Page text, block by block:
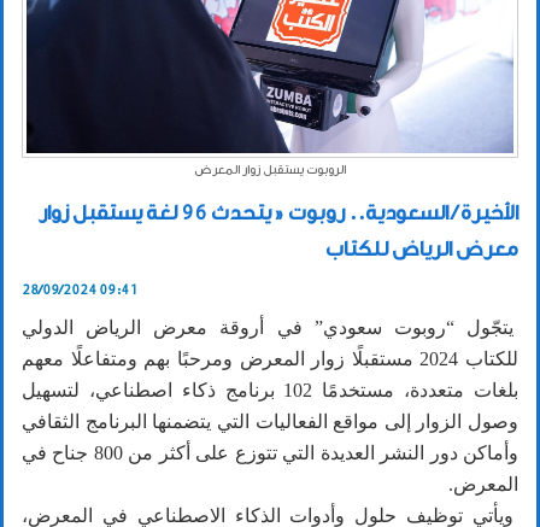
الروبوت يستقبل زوار المعرض
الأخيرة / السعودية.. روبوت « يتحدث 96 لغة يستقبل زوار
معرض الرياض للكتاب
28/09/2024 09:41
يتجّول “روبوت سعودي” في أروقة معرض الرياض الدولي
للكتاب 2024 مستقبلًا زوار المعرض ومرحبًا بهم ومتفاعلًا معهم
بلغات متعددة، مستخدمًا 102 برنامج ذكاء اصطناعي، لتسهيل
وصول الزوار إلى مواقع الفعاليات التي يتضمنها البرنامج الثقافي
وأماكن دور النشر العديدة التي تتوزع على أكثر من 800 جناح في
المعرض.
ويأتي توظيف حلول وأدوات الذكاء الاصطناعي في المعرض،